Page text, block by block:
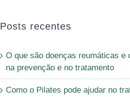
Posts recentes
O que são doenças reumáticas e
na prevenção e no tratamento
Como o Pilates pode ajudar no